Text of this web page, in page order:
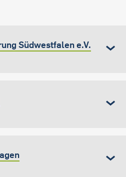
Südwestfalen e.V.